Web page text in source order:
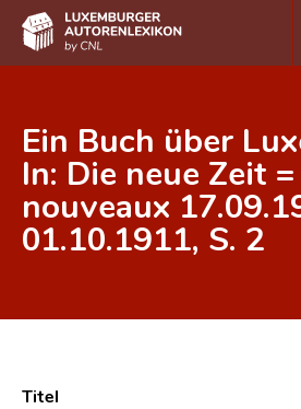
DE FR
Home
Autor(inn)en A-Z
Ein Buch über
In: Die neue Zeit
nouveaux
01.10.1911, S. 2
Titel